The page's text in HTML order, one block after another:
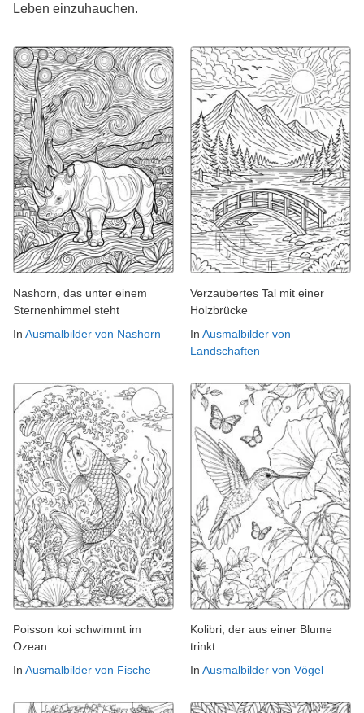
Leben einzuhauchen.
Nashorn, das unter einem
Sternenhimmel steht
In Ausmalbilder von Nashorn
Verzaubertes Tal mit einer
Holzbrücke
In Ausmalbilder von
Landschaften
Poisson koi schwimmt im
Ozean
In Ausmalbilder von Fische
Kolibri, der aus einer Blume
trinkt
In Ausmalbilder von Vögel